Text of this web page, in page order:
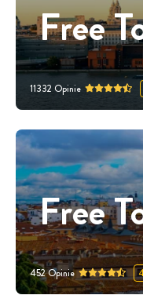
Free
11332 Opinie
Free
452Opinie